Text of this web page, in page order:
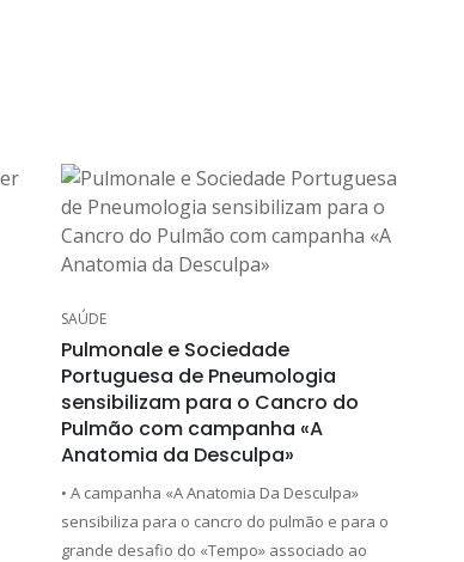
SAÚDE
Pulmonale e Sociedade
Portuguesa de Pneumologia
sensibilizam para o Cancro do
Pulmão com campanha «A
Anatomia da Desculpa»
• A campanha «A Anatomia Da Desculpa»
sensibiliza para o cancro do pulmão e para o
grande desafio do «Tempo» associado ao